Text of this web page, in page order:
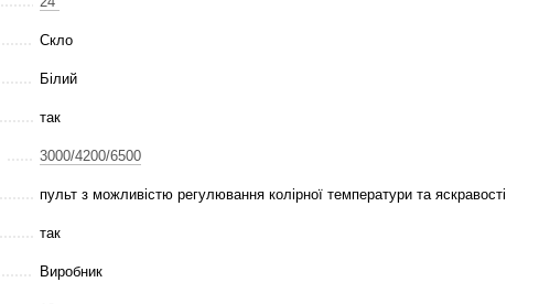
Скло
Білий
так
3000/4200/6500
пульт з можливістю регулювання колірної температури та яскравості
так
Виробник